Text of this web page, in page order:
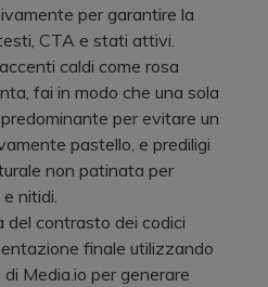
per garantire la
CTA e stati attivi.
caldi come rosa
fai in modo che una sola
per evitare un
pastello, e prediligi
non patinata per
nitidi.
contrasto dei codici
finale utilizzando
Media.io per generare